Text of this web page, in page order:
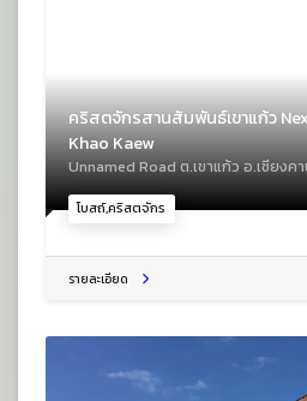
โบสถ์,คริสตจักร
คริสตจักรสานสัมพันธ์เขาแก้ว
Khao Kaew
Unnamed Road ต.เขาแก้ว อ.เชียงคา
รายละเอียด